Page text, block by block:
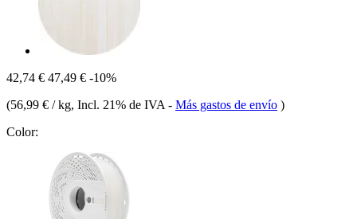
42,74 € 47,49 € -10%
(56,99 € / kg, Incl. 21% de IVA - Más gastos de envío )
Color: